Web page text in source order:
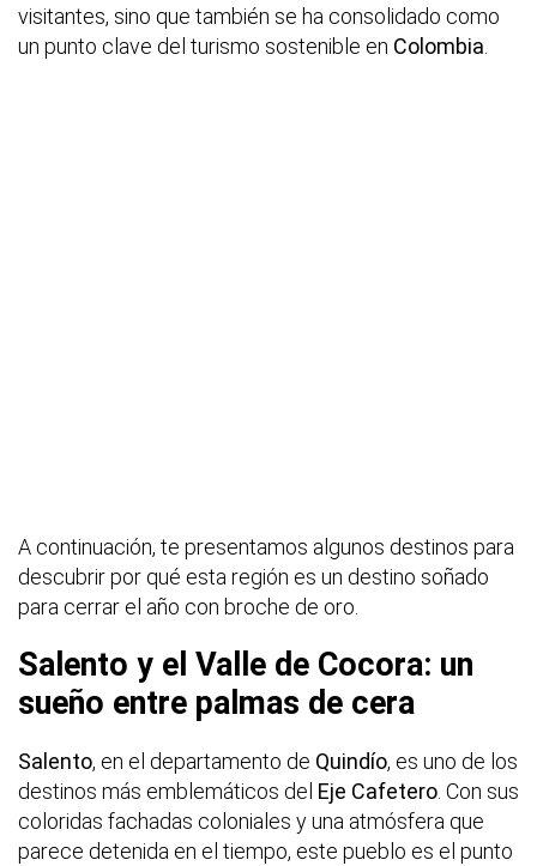
visitantes, sino que también se ha consolidado como
un punto clave del turismo sostenible en Colombia
A continuación, te presentamos algunos destinos para
descubrir por qué esta región es un destino soñado
para cerrar el año con broche de oro.
Salento y el Valle de Cocora: un
sueño entre palmas de cera
Salento, en el departamento de Quindío, es uno de los
destinos más emblemáticos del Eje Cafetero . Con sus
coloridas fachadas coloniales y una atmósfera que
parece detenida en el tiempo, este pueblo es el punto